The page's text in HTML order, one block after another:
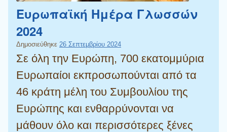
Ευρωπαϊκή Ημέρα Γλωσσών
2024
Δημοσιεύθηκε 26 Σεπτεμβρίου 2024
Σε όλη την Ευρώπη, 700 εκατομμύρια
Ευρωπαίοι εκπροσωπούνται από τα
46 κράτη μέλη του Συμβουλίου της
Ευρώπης και ενθαρρύνονται να
μάθουν όλο και περισσότερες ξένες